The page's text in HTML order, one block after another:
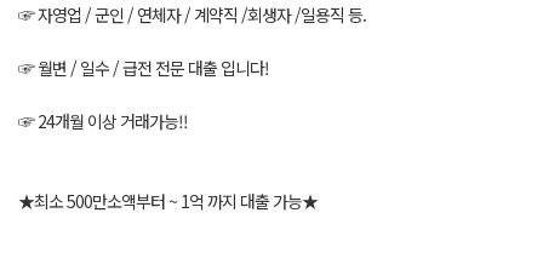
☞ 자영업 / 군인 / 연체자 / 계약직 /회생자 /일용직 등.
☞ 월변 / 일수 / 급전 전문 대출 입니다!
☞ 24개월 이상 거래가능!!
★최소 500만소액부터 ~ 1억 까지 대출 가능★